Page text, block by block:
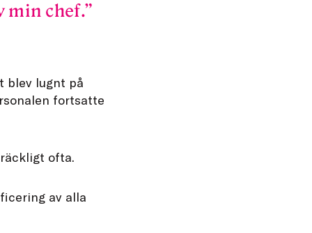
min chef.
blev lugnt på
fortsatte
ofta.
av alla